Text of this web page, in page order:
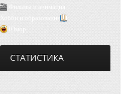
Фильмы и анимация
Хобби и образование
Юмор
СТАТИСТИКА